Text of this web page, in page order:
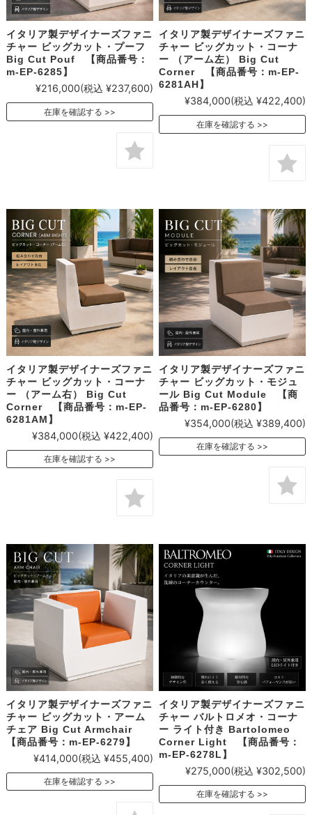
イタリア製デザイナーズファニ
チャー ビッグカット・プーフ
Big Cut Pouf 【商品番号：
m-EP-6285】
¥216,000(税込 ¥237,600)
在庫を確認する
イタリア製デザイナーズファニ
チャー ビッグカット・コーナ
ー （アーム左） Big Cut
Corner 【商品番号：m-EP-
6281AH】
¥384,000(税込 ¥422,400)
在庫を確認する
イタリア製デザイナーズファニ
チャー ビッグカット・コーナ
ー （アーム右） Big Cut
Corner 【商品番号：m-EP-
6281AM】
¥384,000(税込 ¥422,400)
在庫を確認する
イタリア製デザイナーズファニ
チャー ビッグカット・モジュ
ール Big Cut Module 【商
品番号：m-EP-6280】
¥354,000(税込 ¥389,400)
在庫を確認する
イタリア製デザイナーズファニ
チャー ビッグカット・アーム
チェア Big Cut Armchair
【商品番号：m-EP-6279】
¥414,000(税込 ¥455,400)
在庫を確認する
イタリア製デザイナーズファニ
チャー バルトロメオ・コーナ
ー ライト付き Bartolomeo
Corner Light 【商品番号：
m-EP-6278L】
¥275,000(税込 ¥302,500)
在庫を確認する